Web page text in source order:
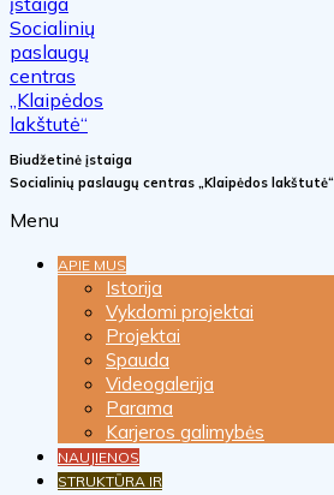
Biudžetinė įstaiga
Socialinių paslaugų centras „Klaipėdos lakštutė“
Menu
APIE MUS
Istorija
Vykdomi projektai
Projektai
Spauda
Videogalerija
Parama
Karjeros galimybės
NAUJIENOS
STRUKTŪRA IR